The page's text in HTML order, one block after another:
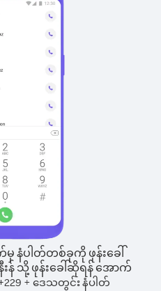
မှ နံပါတ်တစ်ခုကို ဖုန်းခေါ်
န် သို့ ဖုန်းခေါ်ဆိုရန် အောက်
229 + ဒေသတွင်း နံပါတ်